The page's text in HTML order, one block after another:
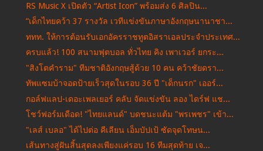
RS Music X เปิดตัว “Artist Icon” พร้อมส่ง 6 ศิลปิน...
“เด็กไทยคว้า 37 รางวัล เวทีแข่งขันภาษาอังกฤษนานาชา...
ททท. ให้การต้อนรับเอกอัครราชทูตอิสราเอลประจำประเทศ...
ครบแล้ว! 100 สนามฟุตบอล ทั่วไทย คิง เพาเวอร์ ยกระ...
"สิงโตคำราม" ทีมชาติอังกฤษสู้ด้วย 10 คน คว้าชัยดรา...
ทัพแซมบ้าจอดป้ายเร็วสุดในรอบ 36 ปี "เด็กนรก" เออร์...
กอล์ฟแลป-เดอะเพลเยอร์ คลับ จัดแข่งขัน ลอง ไดร์ฟ แช...
โชว์ฟอร์มเดือด! "ไทยแลนด์" บดชนะแต้ม "พรเพชร" เข้า...
"เลส์ เบลอ" ได้ไปต่อ คีเลียน เอ็มบัปเป้ ซัดจุดโทษน...
เส้นทางสู่ฝันสิ้นสุดลงเพียงแค่รอบ 16 ทีมสุดท้าย เจ...